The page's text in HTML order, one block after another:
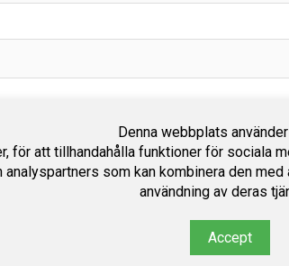
Denna webbplats
för att tillhandahålla funktioner för sociala
som kan kombinera den
användning av deras
Accept